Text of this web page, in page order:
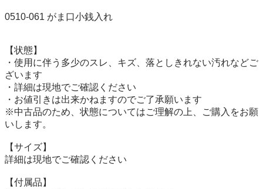
0510-061 がま口小銭入れ
【状態】
・使用に伴う多少のスレ、キズ、落としきれない汚れなどご
ざいます
・詳細は現地でご確認ください
・お値引きは出来かねますのでご了承願います
※中古品のため、状態についてはご理解の上、ご購入をお願
いします。
【サイズ】
詳細は現地でご確認ください
【付属品】